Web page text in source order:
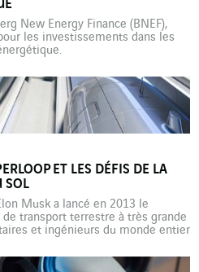
New Energy Finance (BNEF),
les investissements dans les
ET LES DÉFIS DE LA
SOL
Musk a lancé en 2013 le
transport terrestre à très grande
et ingénieurs du monde entier
de transport par tube. Ce qui n’a